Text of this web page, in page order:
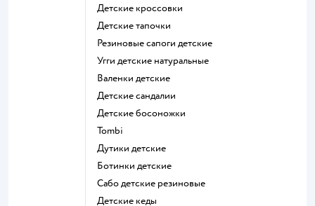
Детские кроссовки
Детские тапочки
Резиновые сапоги детские
Угги детские натуральные
Валенки детские
Детские сандалии
Детские босоножки
Tombi
Дутики детские
Ботинки детские
Сабо детские резиновые
Детские кеды